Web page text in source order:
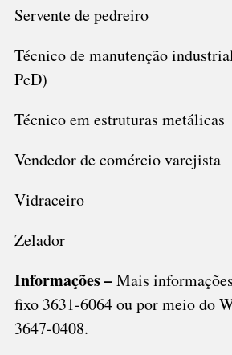
Servente de pedreiro
Técnico de manutenção
PcD)
Técnico em estruturas metálicas
Vendedor de comércio varejista
Vidraceiro
Zelador
Informações –Mais
fixo 3631-6064 ou por meio do
3647-0408.